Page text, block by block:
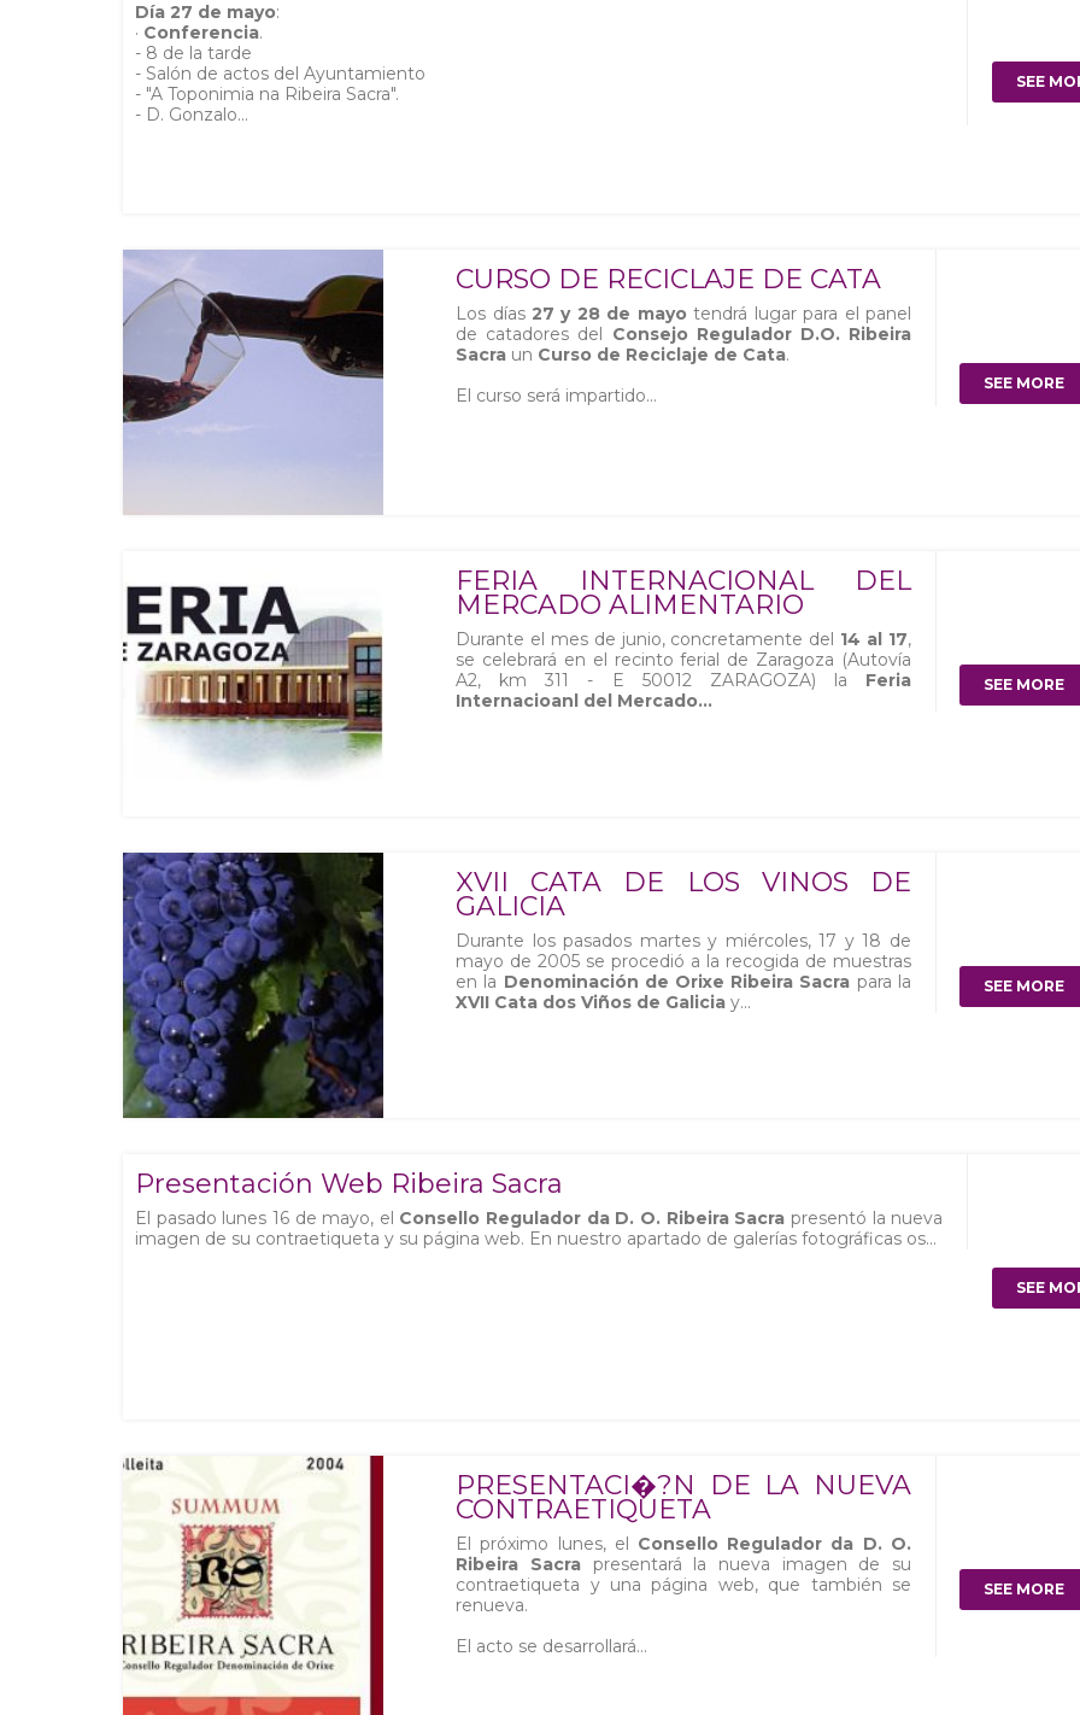
Día 27 de mayo:
· Conferencia.
- 8 de la tarde
- Salón de actos del Ayuntamiento
- "A Toponimia na Ribeira Sacra".
- D. Gonzalo...
SEE
CURSO DE RECICLAJE DE CATA
Los días27 y 28 de mayo tendrá lugar para el panel
de catadores del Consejo Regulador D.O. Ribeira
Sacra un Curso de Reciclaje de Cata.
El curso será impartido...
SEE MORE
FERIA INTERNACIONAL DEL
MERCADO ALIMENTARIO
Durante el mes de junio, concretamente del 14 al 17,
se celebrará en el recinto ferial de Zaragoza (Autovía
A2, km 311 - E 50012 ZARAGOZA) la Feria
Internacioanl del Mercado...
SEE MORE
XVII CATA DE LOS VINOS DE
GALICIA
Durante los pasados martes y miércoles, 17 y 18 de
mayo de 2005 se procedió a la recogida de muestras
en la Denominación de Orixe Ribeira Sacra para la
XVII Cata dos Viños de Galicia y...
SEE MORE
Presentación Web Ribeira Sacra
El pasado lunes 16 de mayo, el Consello Regulador da D. O. Ribeira Sacra presentó la nueva
imagen de su contraetiqueta y su página web. En nuestro apartado de galerías fotográficas os...
SEE
PRESENTACI�?N DE LA NUEVA
CONTRAETIQUETA
El próximo lunes, el Consello Regulador da D. O.
Ribeira Sacrapresentará la nueva imagen de su
contraetiqueta y una página web, que también se
renueva.
El acto se desarrollará...
SEE MORE